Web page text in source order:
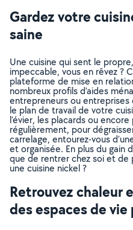
Gardez votre
saine
Une cuisine qui sent le
impeccable, vous en rêvez ?
plateforme de mise en
nombreux profils d’aides
entrepreneurs ou entreprises
le plan de travail de votre
l’évier, les placards ou
régulièrement, pour
carrelage, entourez-vous
et organisée. En plus du gain
que de rentrer chez soi et de
une cuisine nickel ?
Retrouvez chaleur
des espaces de